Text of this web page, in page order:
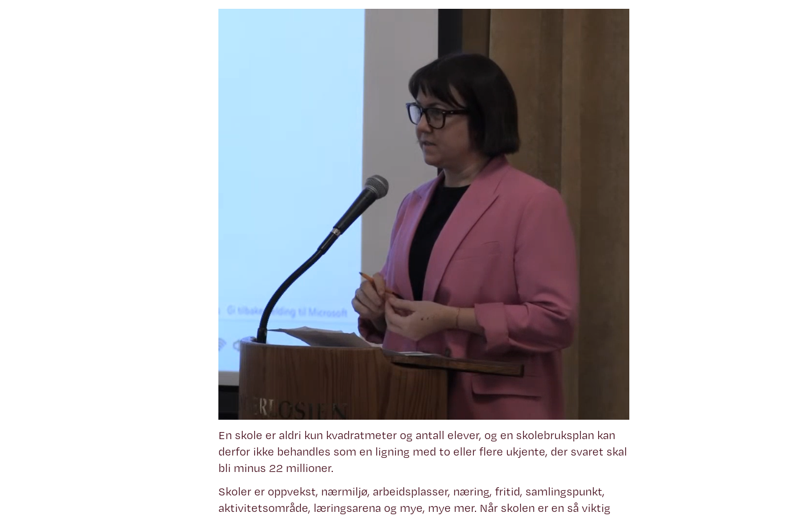
En skole er aldri kun kvadratmeter og antall elever, og en skolebruksplan kan
derfor ikke behandles som en ligning med to eller flere ukjente, der svaret skal
bli minus 22 millioner.
Skoler er oppvekst, nærmiljø, arbeidsplasser, næring, fritid, samlingspunkt,
aktivitetsområde, læringsarena og mye, mye mer. Når skolen er en så viktig